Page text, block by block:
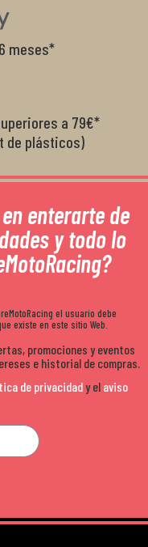
meses*
a 79€*
de plásticos)
enterarte de
y todo lo
el usuario debe
existe en este sitio Web.
promociones y eventos
e historial de compras.
de privacidady el aviso